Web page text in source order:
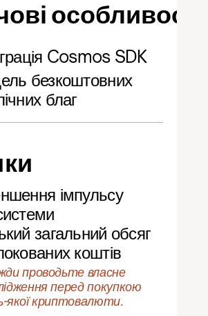
особливості
Cosmos SDK
безкоштовних
благ
імпульсу
загальний обсяг
коштів
проводьте власне
перед покупкою
якої криптовалюти.